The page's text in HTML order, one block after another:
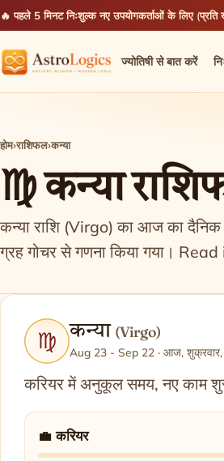
🔥 पहले 5 मिनट निःशुल्कनए उपयोगकर्ताओं के लिए (प्रति
ज्योतिषी से बात करें
होम›राशिफल›कन्या
♍ कन्या
कन्या राशि (Virgo) का आज का
ग्रह गोचर से गणना किया गया। Read
♍ कन्या (Virgo)
Aug 23 - Sep 22 · आज,
करियर में अनुकूल समय, नए काम
💼 करियर